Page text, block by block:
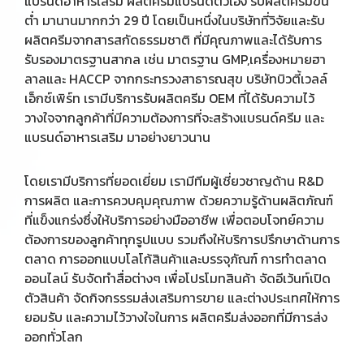
ต่ำ มานานมากกว่า 29 ปี โดยเป็นหนึ่งในบริษัทที่วิจัยและรับ
ผลิตครีมจากสารสกัดธรรมชาติ ที่มีคุณภาพและได้รับการ
รับรองมาตรฐานสากล เช่น มาตรฐาน GMP,เครื่องหมายฮา
ลาลและ HACCP จากกระทรวงสาธารณสุข บริษัทบิวตี้เวลล์
เอ็กซ์เพิร์ท เรามีบริการรับผลิตครีม OEM ที่ได้รับความไว้
วางใจจากลูกค้าที่มีความต้องการที่จะสร้างแบรนด์ครีม และ
แบรนด์อาหารเสริม มาอย่างยาวนาน
โดยเรามีบริการที่ยอดเยี่ยม เรามีทีมผู้เชี่ยวชาญด้าน R&D
การผลิต และการควบคุมคุณภาพ ด้วยความรู้ด้านผลิตภัณฑ์
ที่แข็งแกร่งซึ่งให้บริการอย่างมืออาชีพ เพื่อตอบโจทย์ความ
ต้องการของลูกค้าทุกรูปแบบ รวมถึงให้บริการปรึกษาด้านการ
ตลาด การออกแบบโลโก้สินค้าและบรรจุภัณฑ์ การทำตลาด
ออนไลน์ รับจัดทำสื่อต่างๆ เพื่อโปรโมทสินค้า จัดอีเว้นท์เปิด
ตัวสินค้า จัดกิจกรรรมส่งเสริมการขาย และต่างประเทศให้การ
ยอมรับ และความไว้วางใจในการ ผลิตครีมส่งออกที่มีการส่ง
ออกทั่วโลก